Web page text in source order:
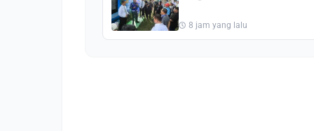
Pekanbaru
8 jam yang lalu